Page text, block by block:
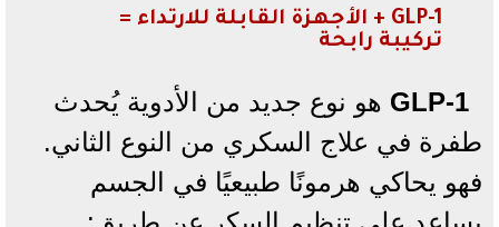
GLP-1 + الأجهزة القابلة للارتداء =
تركيبة رابحة
GLP-1 هو نوع جديد من الأدوية يُحدث
طفرة في علاج السكري من النوع الثاني.
فهو يحاكي هرمونًا طبيعيًا في الجسم